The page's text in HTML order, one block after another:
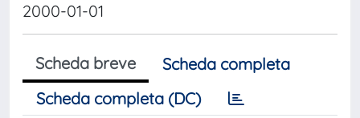
2000-01-01
Scheda breve
Scheda completa
Scheda completa (DC)